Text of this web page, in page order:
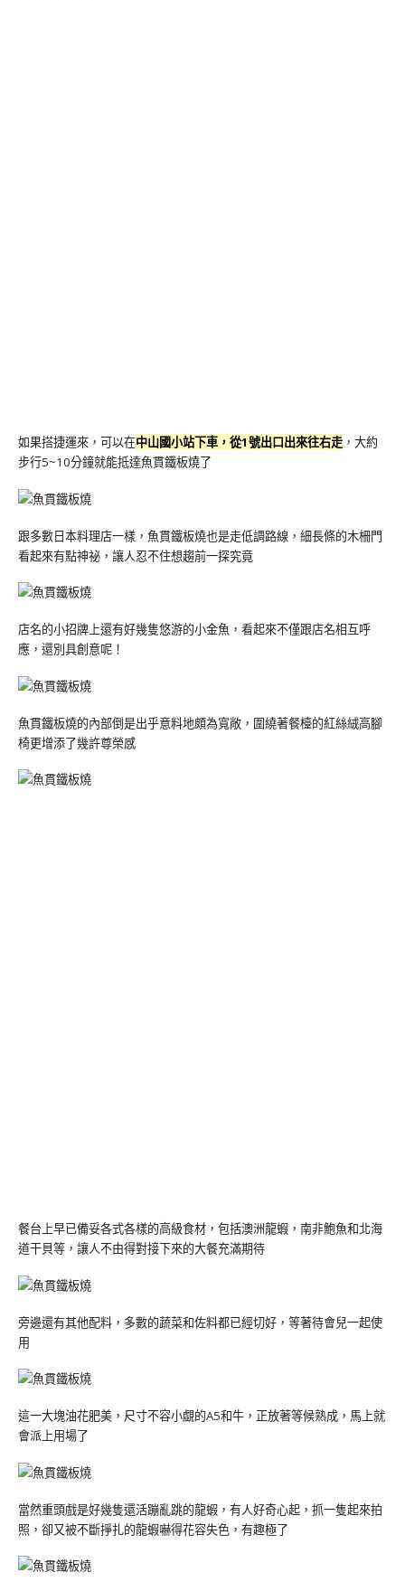
如果搭捷運來，可以在中山國小站下車，從1號出口出來往右走 ，大約
步行5~10分鐘就能抵達魚貫鐵板燒了
跟多數日本料理店一樣，魚貫鐵板燒也是走低調路線，細長條的木柵門
看起來有點神祕，讓人忍不住想趨前一探究竟
店名的小招牌上還有好幾隻悠游的小金魚，看起來不僅跟店名相互呼
應，還別具創意呢！
魚貫鐵板燒的內部倒是出乎意料地頗為寬敞，圍繞著餐檯的紅絲絨高腳
椅更增添了幾許尊榮感
餐台上早已備妥各式各樣的高級食材，包括澳洲龍蝦，南非鮑魚和北海
道干貝等，讓人不由得對接下來的大餐充滿期待
旁邊還有其他配料，多數的蔬菜和佐料都已經切好，等著待會兒一起使
用
這一大塊油花肥美，尺寸不容小覷的A5和牛，正放著等候熟成，馬上就
會派上用場了
當然重頭戲是好幾隻還活蹦亂跳的龍蝦，有人好奇心起，抓一隻起來拍
照，卻又被不斷掙扎的龍蝦嚇得花容失色，有趣極了